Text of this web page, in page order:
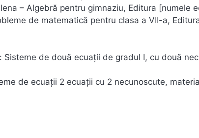
– Algebră pentru gimnaziu, Editura [numele
de matematică pentru clasa a VII-a,
Sisteme de două ecuații de gradul I, cu două
de ecuații 2 ecuații cu 2 necunoscute,